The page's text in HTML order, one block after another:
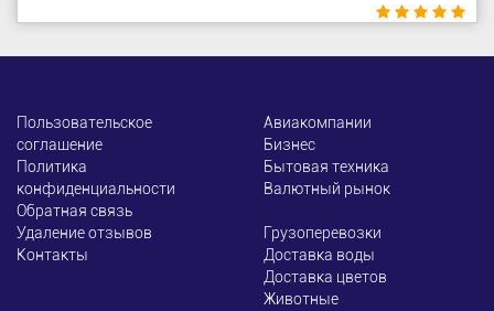
Пользовательское
соглашение
Политика
конфиденциальности
Обратная связь
Удаление отзывов
Контакты
Авиакомпании
Бизнес
Бытовая техника
Валютный рынок
Грузоперевозки
Доставка воды
Доставка цветов
Животные